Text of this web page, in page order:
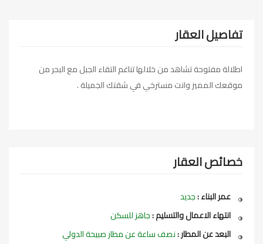
تفاصيل العقار
اطلالة مفتوحة تشاهد من خلالها تناغم التقاء الجبل مع البحر من
موقعك المميز وانت مسترخي في شقتك الجميلة .
خصائص العقار
عمر البناء :جديد
انتهاء الاعمال والتسليم :جاهز للسكن
البعد عن المطار :نصف ساعة عن مطار صبيحة الدولي